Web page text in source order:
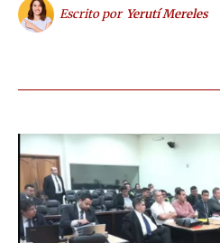
Escrito por Yerutí Mereles